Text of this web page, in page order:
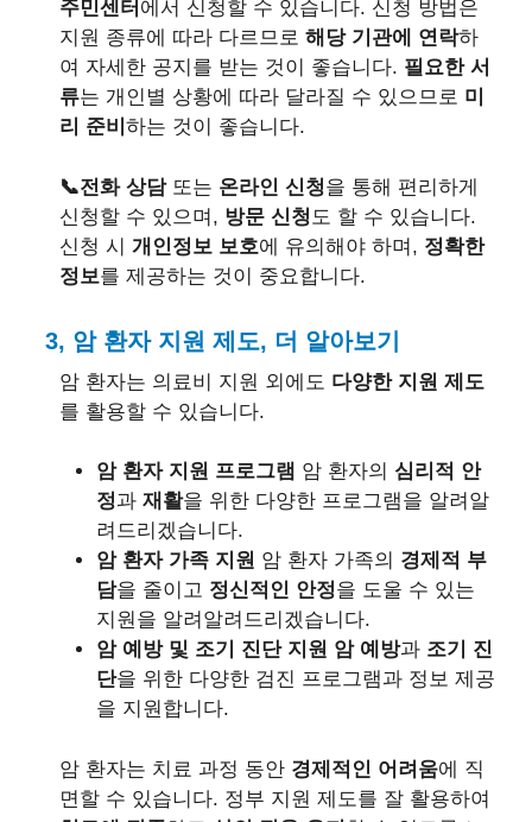
주민센터 에서 신청할 수 있습니다. 신청 방법은
지원 종류에 따라 다르므로 해당 기관에 연락하
여 자세한 공지를 받는 것이 좋습니다. 필요한 서
류는 개인별 상황에 따라 달라질 수 있으므로 미
리 준비 하는 것이 좋습니다.
📞전화 상담또는 온라인 신청을 통해 편리하게
신청할 수 있으며, 방문 신청 도 할 수 있습니다.
신청 시 개인정보 보호에 유의해야 하며, 정확한
정보를 제공하는 것이 중요합니다.
3, 암 환자 지원 제도, 더 알아보기
암 환자는 의료비 지원 외에도 다양한 지원 제도
를 활용할 수 있습니다.
암 환자 지원 프로그램 암 환자의 심리적 안
정과 재활을 위한 다양한 프로그램을 알려알
려드리겠습니다.
암 환자 가족 지원 암 환자 가족의 경제적 부
담을 줄이고 정신적인 안정을 도울 수 있는
지원을 알려알려드리겠습니다.
암 예방 및 조기 진단 지원 암 예방과 조기 진
단을 위한 다양한 검진 프로그램과 정보 제공
을 지원합니다.
암 환자는 치료 과정 동안 경제적인 어려움에 직
면할 수 있습니다. 정부 지원 제도를 잘 활용하여